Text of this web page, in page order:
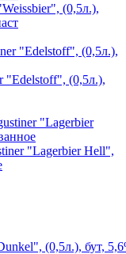
(0,5л.),
(0,5л.),
"Lagerbier Hell",
(0,5л.), бут,